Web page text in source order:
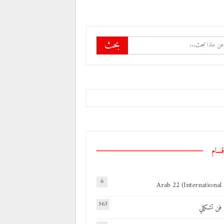
Arab 22 (International
6
فن تشكيلي 563